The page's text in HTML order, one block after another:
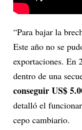
“Para bajar la
Este año no se
exportaciones. En
dentro de una
conseguir US$
detalló el
cepo cambiario.